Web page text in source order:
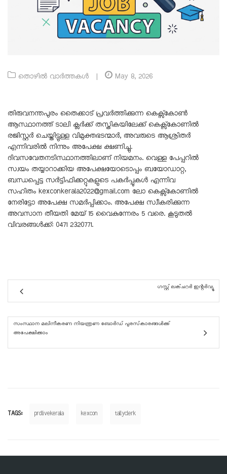
തൊഴിൽ വാർത്തകൾ May 8, 2026
തിരുവനന്തപുരം തൈക്കാട് പ്രവർത്തിക്കുന്ന കെക്സ്കോൺ
ആസ്ഥാനത്ത് ടാലി ക്ലർക്ക് തസ്തികയിലേക്ക് കെക്സ്കോണിൽ
രജിസ്റ്റർ ചെയ്തിട്ടുള്ള വിമുക്തഭടന്മാർ, അവരുടെ ആശ്രിതർ
എന്നിവരിൽ നിന്നും അപേക്ഷ ക്ഷണിച്ചു.
ദിവസവേതനടിസ്ഥാനത്തിലാണ് നിയമനം. വെള്ള പേപ്പറിൽ
സ്വയം തയ്യാറാക്കിയ അപേക്ഷയോടൊപ്പം ബയോഡാറ്റ,
ബന്ധപ്പെട്ട സർട്ടിഫിക്കറ്റുകളുടെ പകർപ്പുകൾ എന്നിവ
സഹിതം kexconkerala2022@gmail.com ലോ കെക്സ്കോണിൽ
നേരിട്ടോ അപേക്ഷ സമർപ്പിക്കാം. അപേക്ഷ സ്വീകരിക്കുന്ന
അവസാന തീയതി മേയ് 15 വൈകുന്നേരം 5 വരെ. കൂടുതൽ
വിവരങ്ങൾക്ക്: 0471 2320771.
ഗസ്റ്റ് ലക്ചറർ ഇന്റർവ്യൂ
സംസ്ഥാന മലിനീകരണ നിയന്ത്രണ ബോർഡ് പുരസ്‌കാരങ്ങൾക്ക്
അപേക്ഷിക്കാം
TAGS: prdlivekerala kexcon tallyclerk